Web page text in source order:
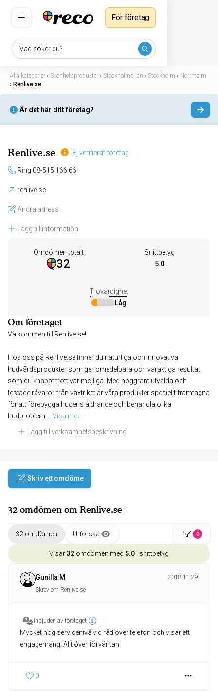
Vad söker du?
För företag
Alla kategorier › Skönhetsprodukter › Stockholms län › Stockholm › Norrmalm
› Renlive.se
Är det här ditt företag?
Renlive.se Ej verifierat företag
Ring 08-515 166 66
renlive.se
Ändra adress
Lägg till information
Omdömen totalt
32
Snittbetyg
5.0
Trovärdighet
Låg
Om företaget
Välkommen till Renlive.se!
Hos oss på Renlive.se finner du naturliga och innovativa
hudvårdsprodukter som ger omedelbara och varaktiga resultat
som du knappt trott var möjliga. Med noggrant utvalda och
testade råvaror från växtriket är våra produkter speciellt framtagna
för att förebygga hudens åldrande och behandla olika
hudproblem.
Visa mer
Lägg till verksamhetsbeskrivning
Skriv ett omdöme
32 omdömen om Renlive.se
32 omdömen Utforska 0
Visar32 omdömen med 5.0 i snittbetyg
Gunilla M
2018-11-29
Skrev om Renlive.se
Inbjuden av företaget
Mycket hög servicenivå vid råd över telefon och visar ett
engagemang. Allt över förväntan.
0